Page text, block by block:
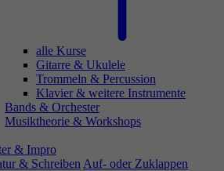
alle Kurse
Gitarre & Ukulele
Trommeln & Percussion
Klavier & weitere Instrumente
Bands & Orchester
Musiktheorie & Workshops
& Impro
& Schreiben Auf- oder Zuklappen